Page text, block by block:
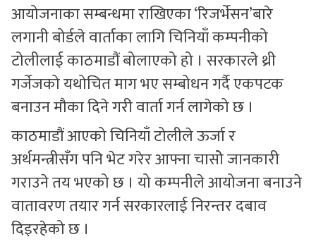
आयोजनाका सम्बन्धमा राखिएका ‘रिजर्भेसन’बारे
लगानी बोर्डले वार्ताका लागि चिनियाँ कम्पनीको
टोलीलाई काठमाडौं बोलाएको हो । सरकारले थ्री
गर्जेजको यथोचित माग भए सम्बोधन गर्दै एकपटक
बनाउन मौका दिने गरी वार्ता गर्न लागेको छ ।
काठमाडौं आएको चिनियाँ टोलीले ऊर्जा र
अर्थमन्त्रीसँग पनि भेट गरेर आफ्ना चासोे जानकारी
गराउने तय भएको छ । यो कम्पनीले आयोजना बनाउने
वातावरण तयार गर्न सरकारलाई निरन्तर दबाव
दिइरहेको छ ।